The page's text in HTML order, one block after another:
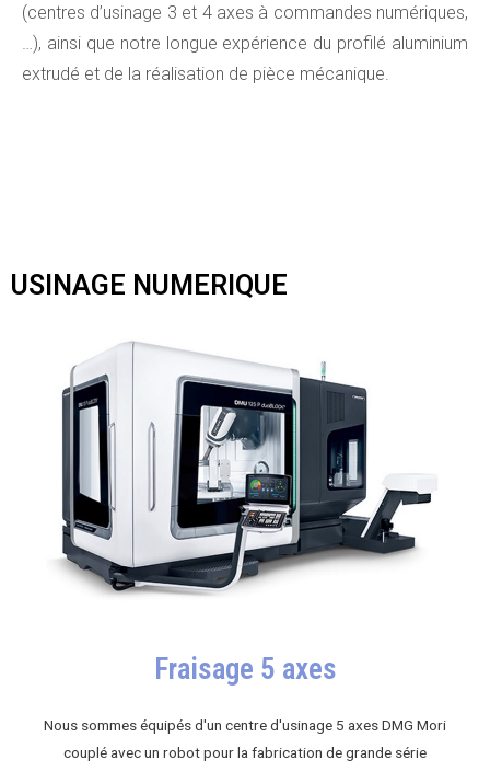
(centres d’usinage 3 et 4 axes à commandes numériques,
…), ainsi que notre longue expérience du profilé aluminium
extrudé et de la réalisation de pièce mécanique.
USINAGE NUMERIQUE
Fraisage 5 axes
Nous sommes équipés d'un centre d'usinage 5 axes DMG Mori
couplé avec un robot pour la fabrication de grande série